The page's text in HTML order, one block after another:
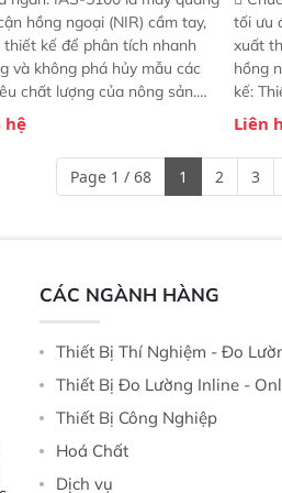
hồng ngoại (NIR) cầm tay,
thiết kế để phân tích nhanh
và không phá hủy mẫu các
chất lượng của nông sản.
vi sử dụng: Thiết bị linh hoạt
kịch bản khác nhau như
thu mua, trong xưởng sản
hoặc trực tiếp ngoài đồng
hệ
tối ưu
xuất
hồng
kế:
mô-
khả
Liên
Page 1 / 68 1 2 3
CÁC NGÀNH HÀNG
Thiết Bị Thí Nghiệm - Đo
Thiết Bị Đo Lường Inline -
Thiết Bị Công Nghiệp
Hoá Chất
Dịch vụ